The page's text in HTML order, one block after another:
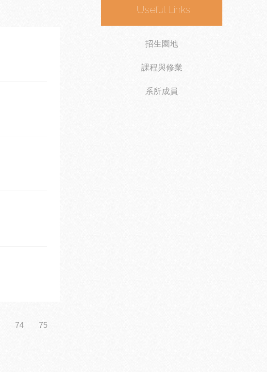
74 75
Useful Links
招生園地
課程與修業
系所成員